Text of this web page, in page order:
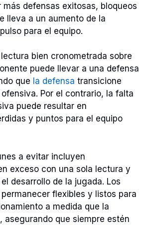
más defensas exitosas, bloqueos
lleva a un aumento de la
para el equipo.
bien cronometrada sobre
puede llevar a una defensa
que la defensa transicione
Por el contrario, la falta
puede resultar en
y puntos para el equipo
a evitar incluyen
exceso con una sola lectura y
desarrollo de la jugada. Los
flexibles y listos para
a medida que la
asegurando que siempre estén